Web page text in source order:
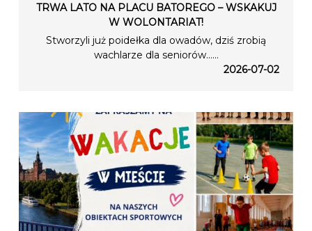
TRWA LATO NA PLACU BATOREGO – WSKAKUJ
W WOLONTARIAT!
Stworzyli już poidełka dla owadów, dziś zrobią
wachlarze dla seniorów…...
2026-07-02